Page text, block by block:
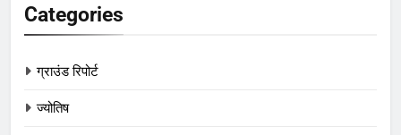
Categories
ग्राउंड रिपोर्ट
ज्योतिष